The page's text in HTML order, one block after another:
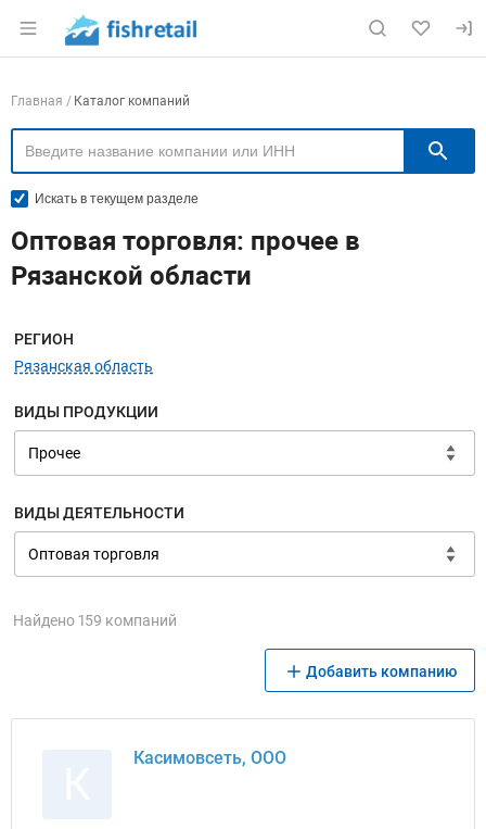
Раздел навигации по сайту fishretail.ru
Навигация по компаниям
Главная Каталог компаний
Искать в текущем разделе
Оптовая торговля: прочее в
Рязанской области
Меню навигации
РЕГИОН
Рязанская область
ВИДЫ ПРОДУКЦИИ
ВИДЫ ДЕЯТЕЛЬНОСТИ
Найдено 159 компаний
Добавить компанию
Касимовсеть, ООО